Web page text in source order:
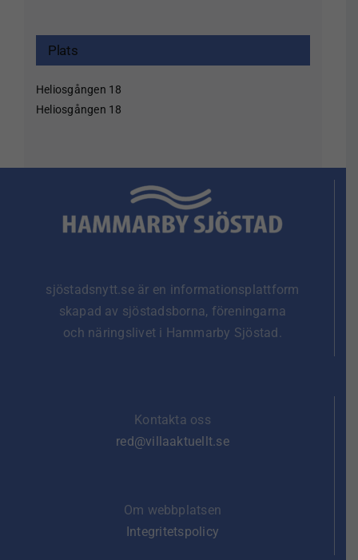
Plats
Heliosgången 18
Heliosgången 18
sjöstadsnytt.se är en informationsplattform
skapad av sjöstadsborna, föreningarna
och näringslivet i Hammarby Sjöstad.
Kontakta oss
red@villaaktuellt.se
Om webbplatsen
Integritetspolicy